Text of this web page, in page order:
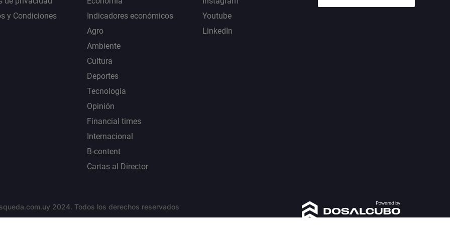
y Condiciones
Indicadores económicos
Agro
Ambiente
Cultura
Deportes
Tecnología
Opinión
Financial times
Internacional
B-content
Cartas al Director
Youtube
LinkedIn
2024. Todos los derechos reservados